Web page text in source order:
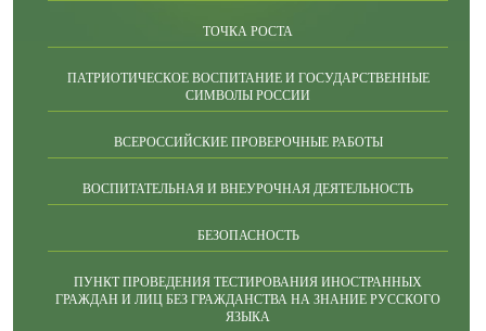
ТОЧКА РОСТА
ПАТРИОТИЧЕСКОЕ ВОСПИТАНИЕ И ГОСУДАРСТВЕННЫЕ
СИМВОЛЫ РОССИИ
ВСЕРОССИЙСКИЕ ПРОВЕРОЧНЫЕ РАБОТЫ
ВОСПИТАТЕЛЬНАЯ И ВНЕУРОЧНАЯ ДЕЯТЕЛЬНОСТЬ
БЕЗОПАСНОСТЬ
ПУНКТ ПРОВЕДЕНИЯ ТЕСТИРОВАНИЯ ИНОСТРАННЫХ
ГРАЖДАН И ЛИЦ БЕЗ ГРАЖДАНСТВА НА ЗНАНИЕ РУССКОГО
ЯЗЫКА